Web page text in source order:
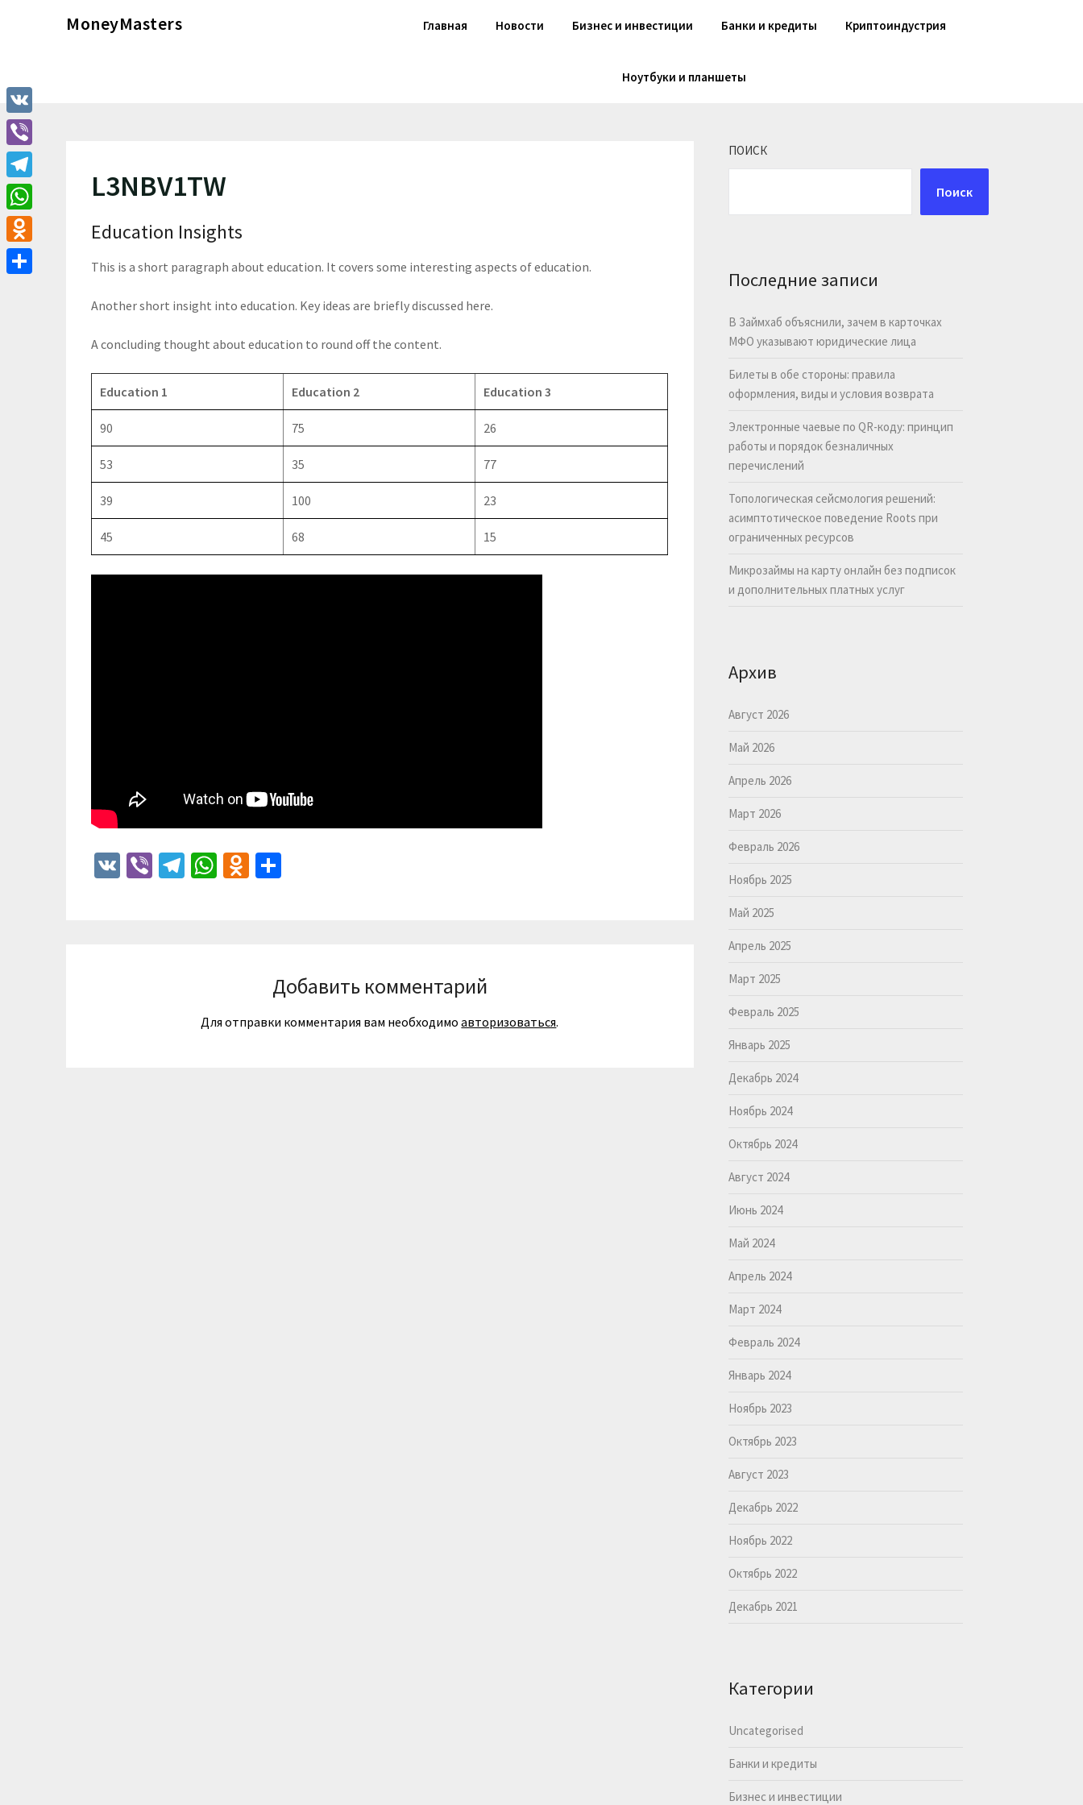
MoneyMasters Главная Новости Бизнес и инвестиции Банки и кредиты Криптоиндустрия
Ноутбуки и планшеты
L3NBV1TW
Education Insights
This is a short paragraph about education. It covers some interesting aspects of education.
Another short insight into education. Key ideas are briefly discussed here.
A concluding thought about education to round off the content.
Education 1 Education 2 Education 3
90 75 26
53 35 77
39 100 23
45 68 15
VK ViberTelegram
WhatsApp
Odnoklassniki
Добавить комментарий
Для отправки комментария вам необходимоавторизоваться.
ПОИСК
Поиск
Последние записи
В Займхаб объяснили, зачем в карточках
МФО указывают юридические лица
Билеты в обе стороны: правила
оформления, виды и условия возврата
Электронные чаевые по QR-коду: принцип
работы и порядок безналичных
перечислений
Топологическая сейсмология решений:
асимптотическое поведение Roots при
ограниченных ресурсов
Микрозаймы на карту онлайн без подписок
и дополнительных платных услуг
Архив
Август 2026
Май 2026
Апрель 2026
Март 2026
Февраль 2026
Ноябрь 2025
Май 2025
Апрель 2025
Март 2025
Февраль 2025
Январь 2025
Декабрь 2024
Ноябрь 2024
Октябрь 2024
Август 2024
Июнь 2024
Май 2024
Апрель 2024
Март 2024
Февраль 2024
Январь 2024
Ноябрь 2023
Октябрь 2023
Август 2023
Декабрь 2022
Ноябрь 2022
Октябрь 2022
Декабрь 2021
Категории
Uncategorised
Банки и кредиты
Бизнес и инвестиции
VK
Viber
Telegram
WhatsApp
Odnoklassniki